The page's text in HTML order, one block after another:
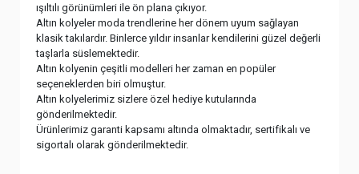
ışıltılı görünümleri ile ön plana çıkıyor.
Altın kolyeler moda trendlerine her dönem uyum sağlayan
klasik takılardır. Binlerce yıldır insanlar kendilerini güzel değerli
taşlarla süslemektedir.
Altın kolyenin çeşitli modelleri her zaman en popüler
seçeneklerden biri olmuştur.
Altın kolyelerimiz sizlere özel hediye kutularında
gönderilmektedir.
Ürünlerimiz garanti kapsamı altında olmaktadır, sertifikalı ve
sigortalı olarak gönderilmektedir.